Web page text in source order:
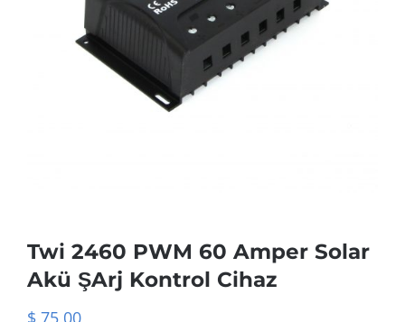
Twi 2460 PWM 60 Amper Solar
Akü ŞArj Kontrol Cihaz
$ 75,00